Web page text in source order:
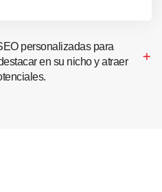
personalizadas para
en su nicho y atraer